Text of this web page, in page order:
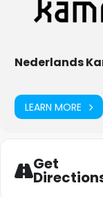
Nederlands
LEARN MORE
Get